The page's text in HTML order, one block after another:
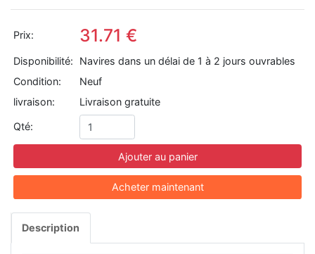
Prix: 31.71 €
Disponibilité:
Navires dans un délai de 1 à 2 jours ouvrables
Condition:
Neuf
livraison:
Livraison gratuite
Qté:
Ajouter au panier
Acheter maintenant
Description